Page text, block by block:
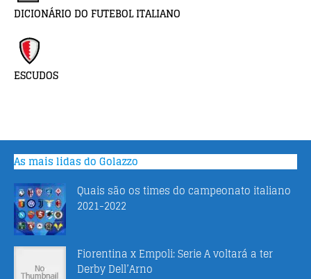
DICIONÁRIO DO FUTEBOL ITALIANO
ESCUDOS
As mais lidas do Golazzo
Quais são os times do campeonato italiano
2021-2022
Fiorentina x Empoli: Serie A voltará a ter
Derby Dell’Arno